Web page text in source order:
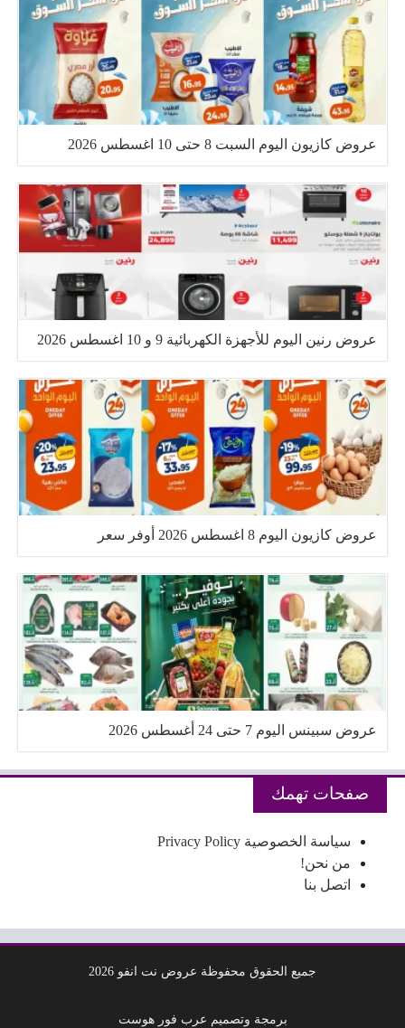
عروض كازيون اليوم السبت 8 حتى 10 اغسطس 2026
عروض رنين اليوم للأجهزة الكهربائية 9 و 10 اغسطس 2026
عروض كازيون اليوم 8 اغسطس 2026 أوفر سعر
عروض سبينس اليوم 7 حتى 24 أغسطس 2026
صفحات تهمك
سياسة الخصوصية Privacy Policy
من نحن!
اتصل بنا
جميع الحقوق محفوظة عروض نت انفو 2026
برمجة وتصميم عرب فور هوست